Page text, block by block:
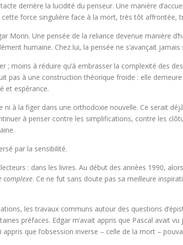
derrière la lucidité du penseur. Une manière
force singulière face à la mort, très tôt affrontée,
Morin. Une pensée de la reliance devenue manière
humaine. Chez lui, la pensée ne s’avançait
; moins à réduire qu’à embrasser la complexité des
pas à une construction théorique froide : elle
et espérance.
ni à la figer dans une orthodoxie nouvelle. Ce serait
à penser contre les simplifications, contre les
par la sensibilité.
: dans les livres. Au début des années 1990,
complexe. Ce ne fut sans doute pas sa meilleure
les travaux communs autour des questions
préfaces. Edgar m’avait appris que Pascal avait
appris que l’obsession inverse – celle de la mort –